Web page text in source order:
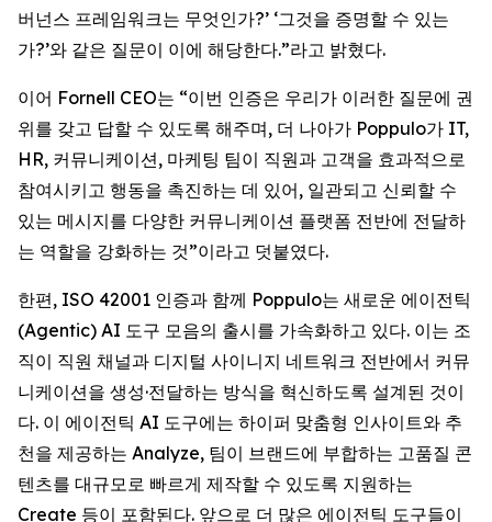
버넌스 프레임워크는 무엇인가?’ ‘그것을 증명할 수 있는
가?’와 같은 질문이 이에 해당한다.”라고 밝혔다.
이어 Fornell CEO는 “이번 인증은 우리가 이러한 질문에 권
위를 갖고 답할 수 있도록 해주며, 더 나아가 Poppulo가 IT,
HR, 커뮤니케이션, 마케팅 팀이 직원과 고객을 효과적으로
참여시키고 행동을 촉진하는 데 있어, 일관되고 신뢰할 수
있는 메시지를 다양한 커뮤니케이션 플랫폼 전반에 전달하
는 역할을 강화하는 것”이라고 덧붙였다.
한편, ISO 42001 인증과 함께 Poppulo는 새로운 에이전틱
(Agentic) AI 도구 모음의 출시를 가속화하고 있다. 이는 조
직이 직원 채널과 디지털 사이니지 네트워크 전반에서 커뮤
니케이션을 생성·전달하는 방식을 혁신하도록 설계된 것이
다. 이 에이전틱 AI 도구에는 하이퍼 맞춤형 인사이트와 추
천을 제공하는 Analyze, 팀이 브랜드에 부합하는 고품질 콘
텐츠를 대규모로 빠르게 제작할 수 있도록 지원하는
Create 등이 포함된다. 앞으로 더 많은 에이전틱 도구들이